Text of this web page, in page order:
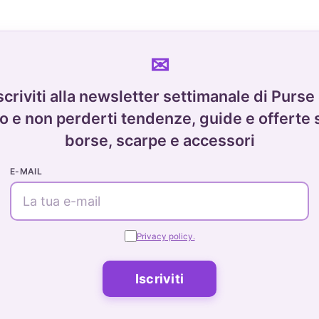
alla newsletter settimanale di Purse
e non perderti tendenze, guide e offerte
borse, scarpe e accessori
E-MAIL
Privacy policy.